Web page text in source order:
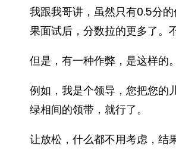
我跟我哥讲，虽然只有0.5分
果面试后，分数拉的更多了。
但是，有一种作弊，是这样的。
例如，我是个领导，您把您的
绿相间的领带，就行了。
让放松，什么都不用考虑，结